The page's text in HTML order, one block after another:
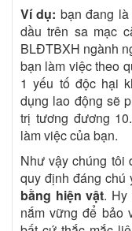
Ví dụ: bạn đang
dầu trên sa mạc
BLĐTBXH ngành
bạn làm việc theo
1 yếu tố độc hại
dụng lao động sẽ
trị tương đương
làm việc của bạn.
Như vậy chúng tôi
quy định đáng chú
bằng hiện vật. Hy
nắm vững để bảo